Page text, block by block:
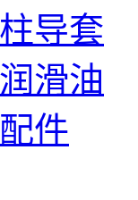
导套
滑油
件